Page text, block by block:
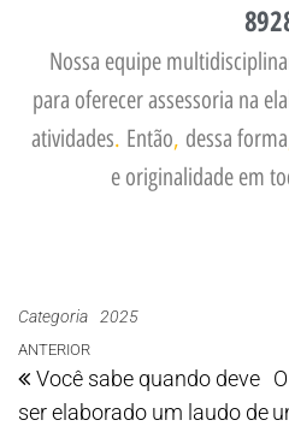
Nossa equipe
para oferecer assessoria na
atividades. Então, dessa forma
e originalidade em
Categoria 2025
ANTERIOR
Você sabe quando deve
ser elaborado um laudo de